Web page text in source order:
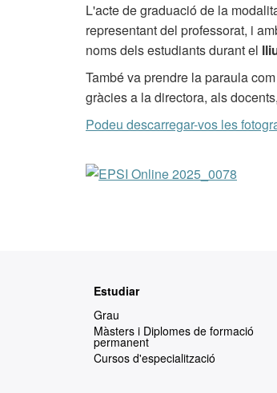
L'acte de graduació de la
representant del professorat, i
noms dels estudiants durant el
També va prendre la paraula
gràcies a la directora, als
Podeu descarregar-vos les
Estudiar
Grau
Màsters i Diplomes de formació
permanent
Cursos d'especialització